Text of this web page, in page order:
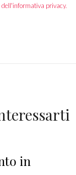
privacy.
in